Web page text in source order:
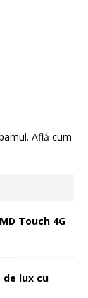
Află cum
Touch 4G
de lux cu